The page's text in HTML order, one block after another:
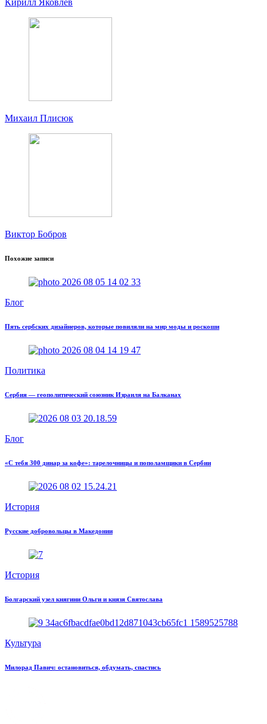
Кирилл Яковлев
Михаил Плисюк
Виктор Бобров
Похожие записи
Блог
Пять сербских дизайнеров, которые повиляли на мир моды и роскоши
Политика
Сербия — геополитический союзник Израиля на Балканах
Блог
«С тебя 300 динар за кофе»: тарелочницы и пополамщики в Сербии
История
Русские добровольцы в Македонии
История
Болгарский узел княгини Ольги и князя Святослава
Культура
Милорад Павич: остановиться, обдумать, спастись